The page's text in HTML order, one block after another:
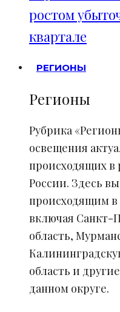
ростом
квартале
РЕГИОНЫ
Регионы
Рубрика
освещения
происходящих в
России. Здесь
происходящим в
включая Санкт-
область,
область и
данном округе.